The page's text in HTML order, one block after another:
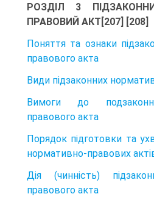
РОЗДІЛ 3
ПРАВОВИЙ АКТ[207] [208]
Поняття та ознаки
правового акта
Види підзаконних
Вимоги до
правового акта
Порядок підготовки та
нормативно-правових
Дія (чинність)
правового акта